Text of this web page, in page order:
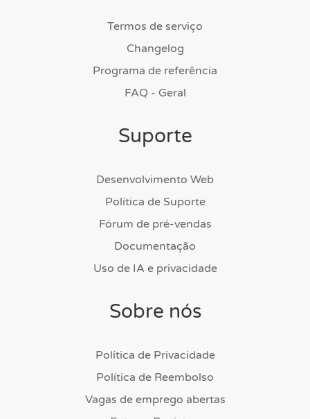
Termos de serviço
Changelog
Programa de referência
FAQ - Geral
Suporte
Desenvolvimento Web
Política de Suporte
Fórum de pré-vendas
Documentação
Uso de IA e privacidade
Sobre nós
Política de Privacidade
Política de Reembolso
Vagas de emprego abertas